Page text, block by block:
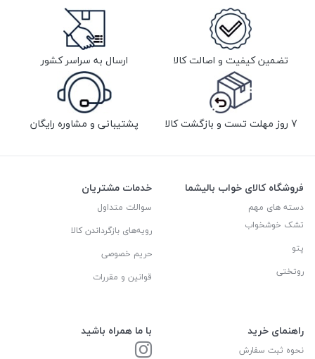
تضمین کیفیت و اصالت کالا ارسال به سراسر کشور
7 روز مهلت تست و بازگشت کالا پشتیبانی و مشاوره رایگان
فروشگاه کالای خواب بالیشما
دسته های مهم
تشک خوشخواب
پتو
روتختی
خدمات مشتریان
سوالات متداول
رویه‌های بازگرداندن کالا
حریم خصوصی
قوانین و مقررات
راهنمای خرید
نحوه ثبت سفارش
با ما همراه باشید